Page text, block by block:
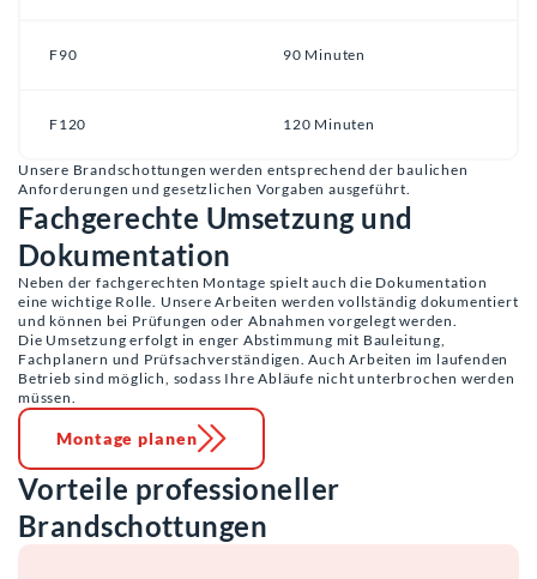
F90 90 Minuten
F120 120 Minuten
Unsere Brandschottungen werden entsprechend der baulichen
Anforderungen und gesetzlichen Vorgaben ausgeführt.
Fachgerechte Umsetzung und
Dokumentation
Neben der fachgerechten Montage spielt auch die Dokumentation
eine wichtige Rolle. Unsere Arbeiten werden vollständig dokumentiert
und können bei Prüfungen oder Abnahmen vorgelegt werden.
Die Umsetzung erfolgt in enger Abstimmung mit Bauleitung,
Fachplanern und Prüfsachverständigen. Auch Arbeiten im laufenden
Betrieb sind möglich, sodass Ihre Abläufe nicht unterbrochen werden
müssen.
Montage planen
Vorteile professioneller
Brandschottungen